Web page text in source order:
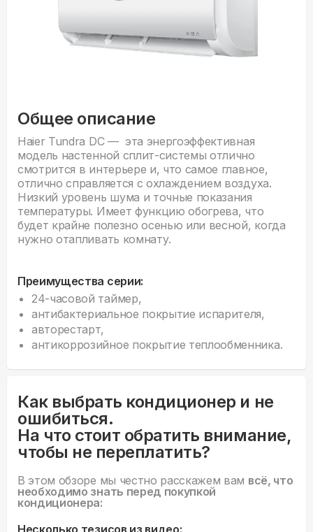
Общее описание
Haier Tundra DC — эта энергоэффективная
модель настенной сплит-системы отлично
смотрится в интерьере и, что самое главное,
отлично справляется с охлаждением воздуха.
Низкий уровень шума и точные показания
температуры. Имеет функцию обогрева, что
будет крайне полезно осенью или весной, когда
нужно отапливать комнату.
Преимущества серии:
24-часовой таймер,
антибактериальное покрытие испарителя,
авторестарт,
антикоррозийное покрытие теплообменника.
Как выбрать кондиционер и не
ошибиться.
На что стоит обратить внимание,
чтобы не переплатить?
В этом обзоре мы честно расскажем вам всё, что
необходимо знать перед покупкой
кондиционера: